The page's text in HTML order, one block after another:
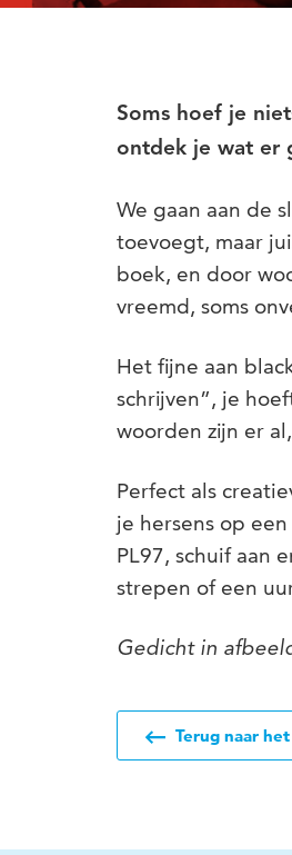
Soms hoef je
ontdek je wat er
We gaan aan de
toevoegt, maar
boek, en door
vreemd, soms
Het fijne aan
schrijven”, je
woorden zijn er
Perfect als
je hersens op
PL97, schuif aan
strepen of een
Gedicht in
Terug naar